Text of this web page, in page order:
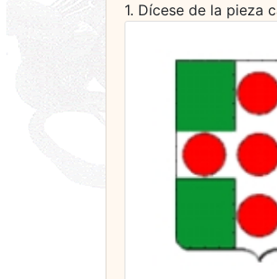
1. Dícese de la pieza